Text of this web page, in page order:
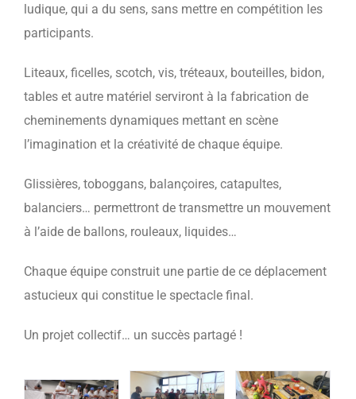
ludique, qui a du sens, sans mettre en compétition les
participants.
Liteaux, ficelles, scotch, vis, tréteaux, bouteilles, bidon,
tables et autre matériel serviront à la fabrication de
cheminements dynamiques mettant en scène
l’imagination et la créativité de chaque équipe.
Glissières, toboggans, balançoires, catapultes,
balanciers… permettront de transmettre un mouvement
à l’aide de ballons, rouleaux, liquides…
Chaque équipe construit une partie de ce déplacement
astucieux qui constitue le spectacle final.
Un projet collectif… un succès partagé !